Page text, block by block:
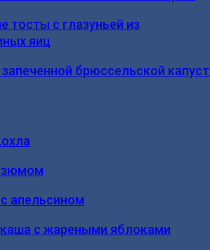
тосты с глазуньей из
яиц
запеченной брюссельской
апельсином
с жареными яблоками